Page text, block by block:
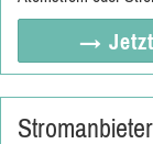
→ Jetzt